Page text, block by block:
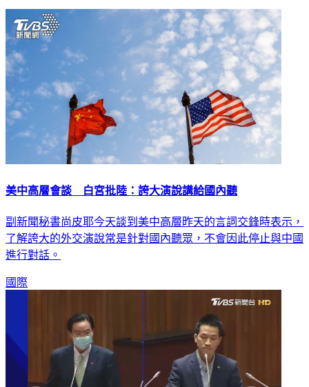
美中高層會談 白宮批陸：誇大演說講給國內聽
副新聞秘書尚皮耶今天談到美中高層昨天的言詞交鋒時表示，
了解誇大的外交演說常是針對國內聽眾，不會因此停止與中國
進行對話。
國際